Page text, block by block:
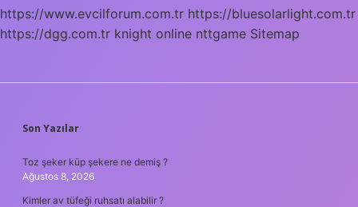
https://www.evcilforum.com.tr https://bluesolarlight.com.tr
https://dgg.com.tr knight online nttgame Sitemap
SIDEBAR
Son Yazılar
Toz şeker küp şekere ne demiş ?
Ağustos 8, 2026
Kimler av tüfeği ruhsatı alabilir ?